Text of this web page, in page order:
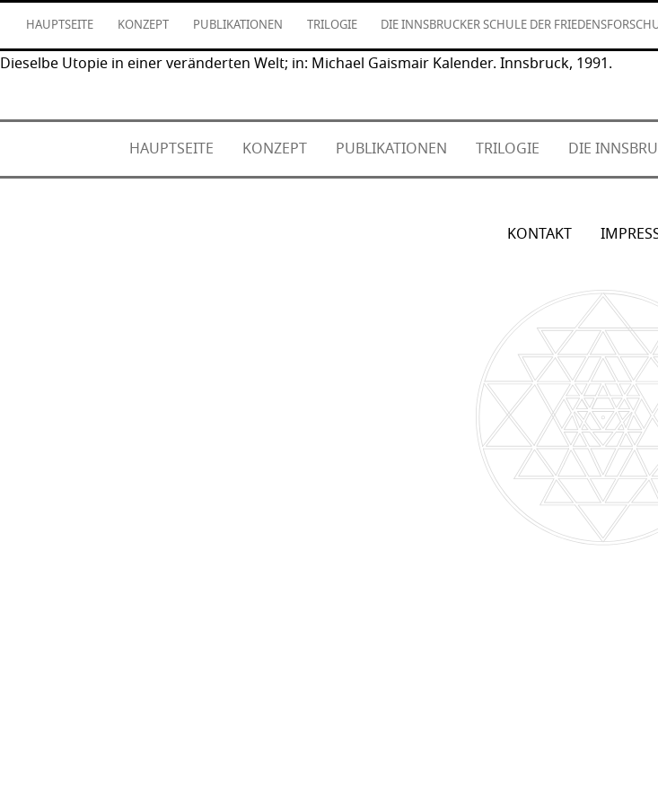
HAUPTSEITE KONZEPT PUBLIKATIONEN TRILOGIE DIE INNSBRUCKER SCHULE DER
Dieselbe Utopie in einer veränderten Welt; in: Michael Gaismair Kalender. Innsbruck, 1991.
HAUPTSEITE KONZEPT PUBLIKATIONEN TRILOGIE DIE
KONTAKT